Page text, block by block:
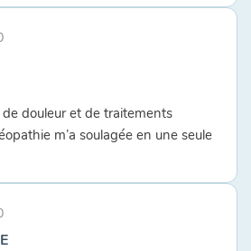
douleur et de traitements
m’a soulagée en une seule